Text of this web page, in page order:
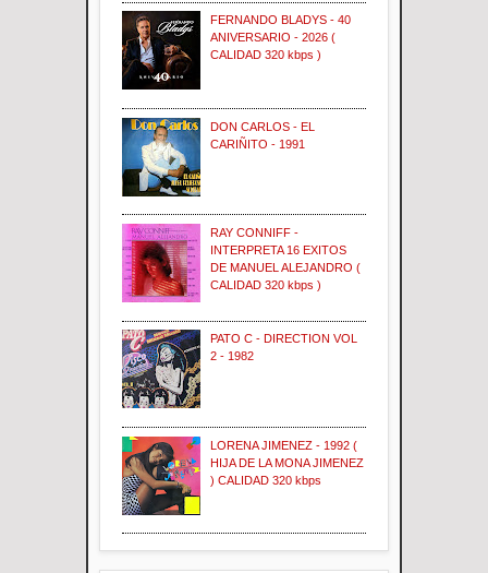
FERNANDO BLADYS - 40
ANIVERSARIO - 2026 (
CALIDAD 320 kbps )
DON CARLOS - EL
CARIÑITO - 1991
RAY CONNIFF -
INTERPRETA 16 EXITOS
DE MANUEL ALEJANDRO (
CALIDAD 320 kbps )
PATO C - DIRECTION VOL
2 - 1982
LORENA JIMENEZ - 1992 (
HIJA DE LA MONA JIMENEZ
) CALIDAD 320 kbps